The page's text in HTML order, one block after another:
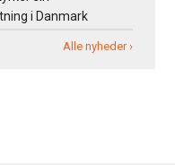
i Danmark
Alle nyheder ›